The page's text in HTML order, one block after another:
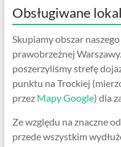
Obsługiwane
Skupiamy obszar
prawobrzeżnej
poszerzyliśmy strefę
punktu na Trockiej
przez Mapy Google) dla
Ze względu na znaczne
przede wszystkim